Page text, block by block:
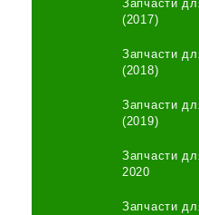
Запчасти
(2017)
Запчасти
(2018)
Запчасти
(2019)
Запчасти
2020
Запчасти